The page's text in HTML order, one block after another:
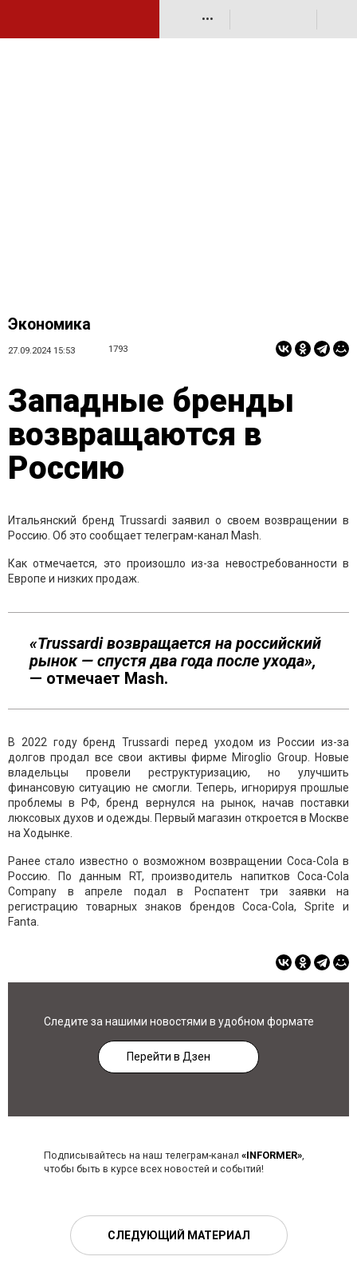
•••
Экономика
27.09.2024 15:53 1793
Западные бренды
возвращаются в
Россию
Итальянский бренд Trussardi заявил о своем возвращении в
Россию. Об это сообщает телеграм-канал Mash.
Как отмечается, это произошло из-за невостребованности в
Европе и низких продаж.
«Trussardi возвращается на российский
рынок — спустя два года после ухода»,
— отмечает Mash.
В 2022 году бренд Trussardi перед уходом из России из-за
долгов продал все свои активы фирме Miroglio Group. Новые
владельцы провели реструктуризацию, но улучшить
финансовую ситуацию не смогли. Теперь, игнорируя прошлые
проблемы в РФ, бренд вернулся на рынок, начав поставки
люксовых духов и одежды. Первый магазин откроется в Москве
на Ходынке.
Ранее стало известно о возможном возвращении Coca-Cola в
Россию. По данным RT, производитель напитков Coca-Cola
Company в апреле подал в Роспатент три заявки на
регистрацию товарных знаков брендов Coca-Cola, Sprite и
Fanta.
Следите за нашими новостями в удобном формате
Перейти в Дзен
Подписывайтесь на наш телеграм-канал «INFORMER»,
чтобы быть в курсе всех новостей и событий!
СЛЕДУЮЩИЙ МАТЕРИАЛ